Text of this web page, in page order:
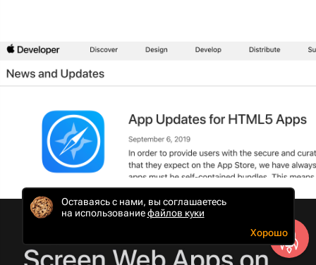
Оставаясь с нами, вы соглашаетесь
на использованиефайлов куки
Хорошо